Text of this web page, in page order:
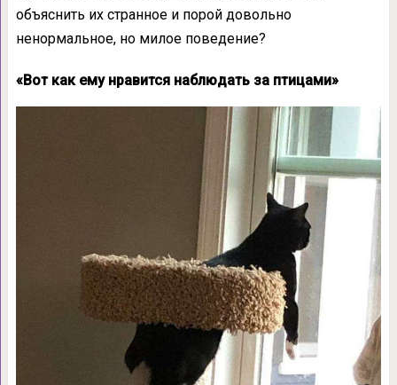
объяснить их странное и порой довольно
ненормальное, но милое поведение?
«Вот как ему нравится наблюдать за птицами»